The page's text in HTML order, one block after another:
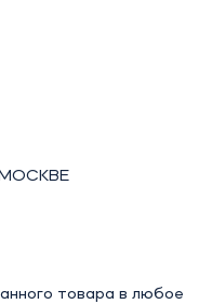
товара в любое